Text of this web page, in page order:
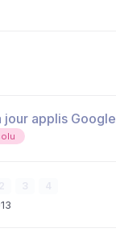
jour applis Google